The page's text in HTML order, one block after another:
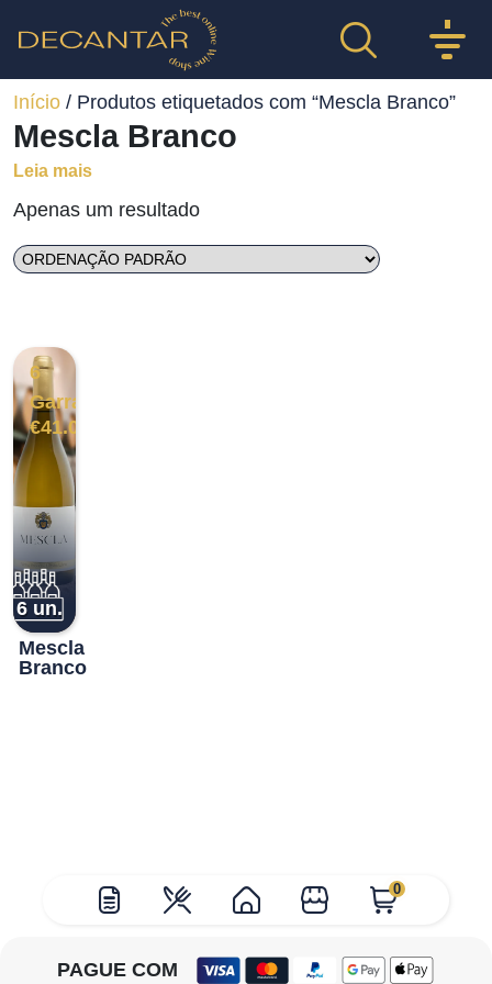
0
Início / Produtos etiquetados com “Mescla Branco”
Mescla Branco
Leia mais
Apenas um resultado
6
Garrafas
€41.00
6 un.
Mescla
Branco
PAGUE COM